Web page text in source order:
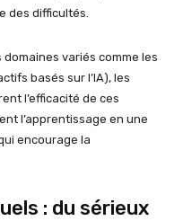
des difficultés.
variés comme les
basés sur l’IA), les
l’efficacité de ces
l’apprentissage en une
encourage la
: du sérieux